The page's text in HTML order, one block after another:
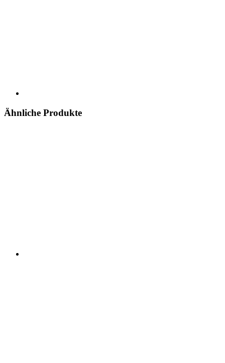
Ähnliche Produkte